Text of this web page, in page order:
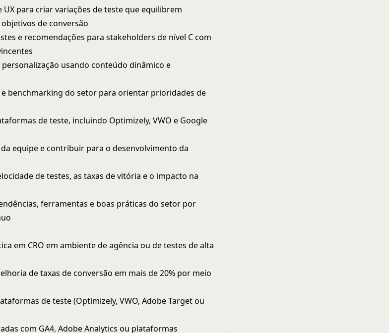
para criar variações de teste que equilibrem
de conversão
e recomendações para stakeholders de nível C com
usando conteúdo dinâmico e
e benchmarking do setor para orientar prioridades de
de teste, incluindo Optimizely, VWO e Google
equipe e contribuir para o desenvolvimento da
de testes, as taxas de vitória e o impacto na
ferramentas e boas práticas do setor por
em CRO em ambiente de agência ou de testes de alta
de taxas de conversão em mais de 20% por meio
de teste (Optimizely, VWO, Adobe Target ou
com GA4, Adobe Analytics ou plataformas